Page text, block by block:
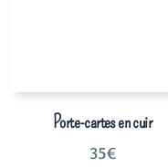
Porte-cartes en cuir
35€